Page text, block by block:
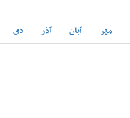
مهر آبان آذر دی